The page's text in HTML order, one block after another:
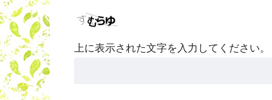
上に表示された文字を入力してください。